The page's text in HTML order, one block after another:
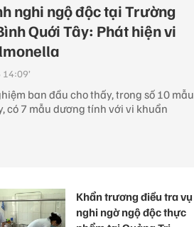
nghi ngộ độc tại Trường
Quới Tây: Phát hiện vi
ban đầu cho thấy, trong số 10 mẫu
có 7 mẫu dương tính với vi khuẩn
Khẩn trương điều tra vụ
nghi ngờ ngộ độc thực